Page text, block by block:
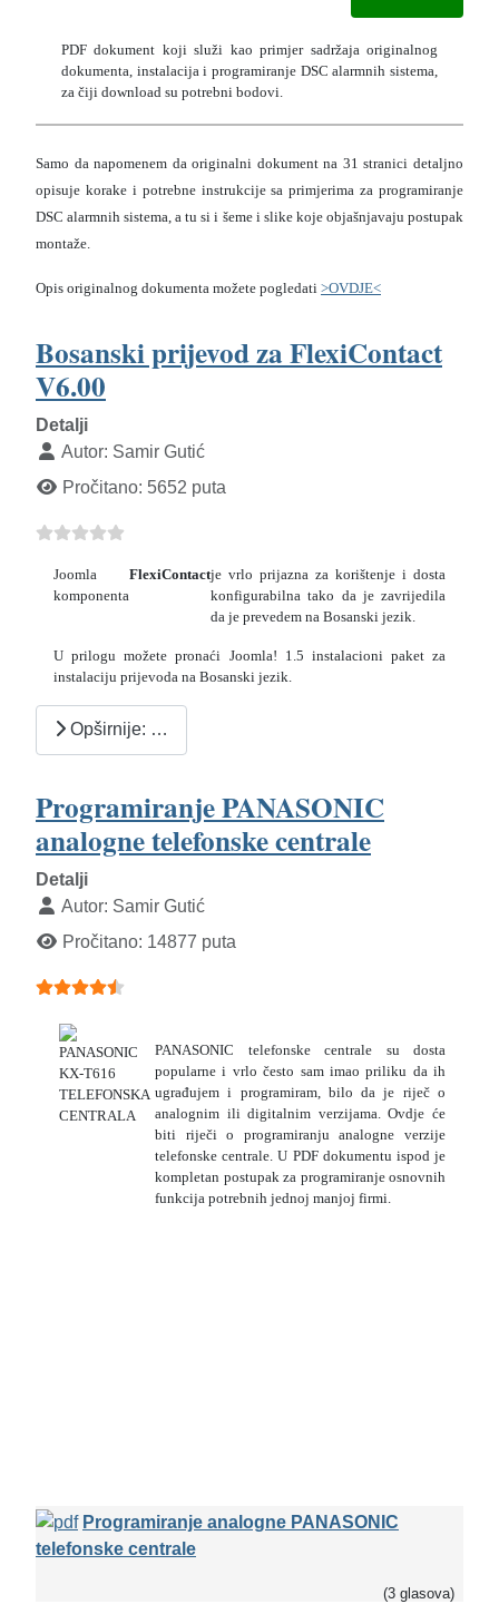
PDF dokument koji služi kao primjer sadržaja originalnog
dokumenta, instalacija i programiranje DSC alarmnih sistema,
za čiji download su potrebni bodovi.
Samo da napomenem da originalni dokument na 31 stranici detaljno
opisuje korake i potrebne instrukcije sa primjerima za programiranje
DSC alarmnih sistema, a tu si i šeme i slike koje objašnjavaju postupak
montaže.
Opis originalnog dokumenta možete pogledati >OVDJE<
Bosanski prijevod za FlexiContact
V6.00
Detalji
Autor: Samir Gutić
Pročitano: 5652 puta
Joomla
komponenta
FlexiContactje vrlo prijazna za korištenje i dosta
konfigurabilna tako da je zavrijedila
da je prevedem na Bosanski jezik.
U prilogu možete pronaći Joomla! 1.5 instalacioni paket za
instalaciju prijevoda na Bosanski jezik.
Opširnije: …
Programiranje PANASONIC
analogne telefonske centrale
Detalji
Autor: Samir Gutić
Pročitano: 14877 puta
Ocjene članaka:
PANASONIC telefonske centrale su dosta
popularne i vrlo često sam imao priliku da ih
ugrađujem i programiram, bilo da je riječ o
analognim ili digitalnim verzijama. Ovdje će
biti riječi o programiranju analogne verzije
telefonske centrale. U PDF dokumentu ispod je
kompletan postupak za programiranje osnovnih
funkcija potrebnih jednoj manjoj firmi.
Programiranje analogne PANASONIC
telefonske centrale
(3 glasova)